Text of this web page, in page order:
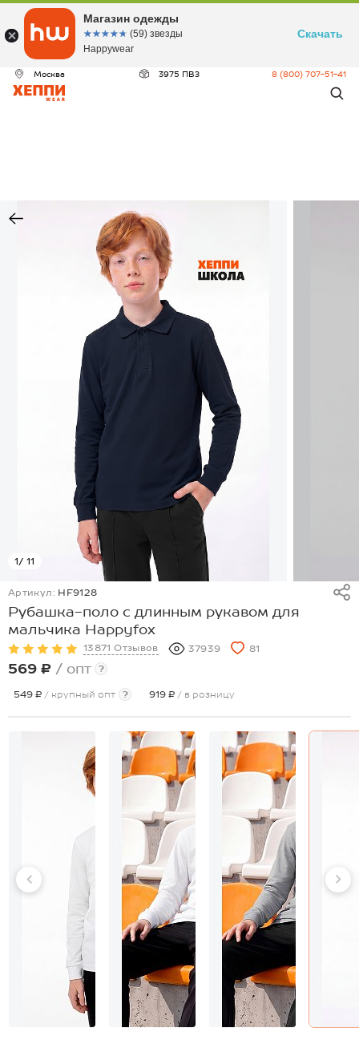
Москва 3975 ПВЗ 8 (800) 707-51-41
1/ 11
Артикул: HF9128
Рубашка-поло с длинным рукавом для
мальчика Happyfox
13871 Отзывов 37939 81
569 ₽ / опт ?
549 ₽ / крупный опт ? 919 ₽ / в розницу
Магазин одежды
☆☆☆☆☆
★★★★★ (59) звезды
Happywear
Скачать